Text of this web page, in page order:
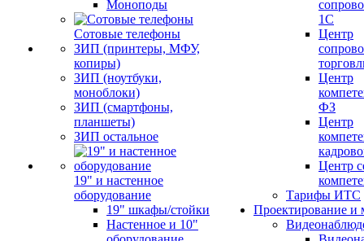
Моноподы
Сотовые телефоны
ЗИП (принтеры, МФУ,
копиры)
ЗИП (ноутбуки,
моноблоки)
ЗИП (смартфоны,
планшеты)
ЗИП остальное
19" и настенное
оборудование
19" шкафы/стойки
Настенное и 10"
1С
Центр
Центр
ФЗ
Центр
Центр
Тарифы ИТС
Проектирование и